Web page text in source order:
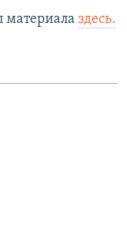
материала здесь.